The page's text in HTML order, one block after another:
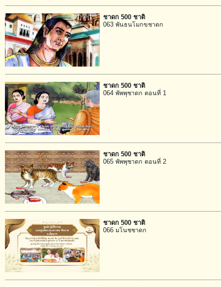
ชาดก 500 ชาติ
063 พันธนโมกขชาดก
ชาดก 500 ชาติ
064 พัพพุชาดก ตอนที่ 1
ชาดก 500 ชาติ
065 พัพพุชาดก ตอนที่ 2
ชาดก 500 ชาติ
066 มโนชชาดก